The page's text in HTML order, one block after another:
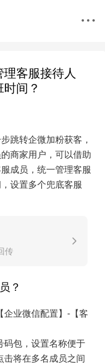
客服接待人
间？
跳转企微加粉获客，
商家用户，可以借助
成员，统一管理客服
设置多个兜底客服
传
？
企业微信配置】-【客
码包，设置名称便于
击将在多名成员之间